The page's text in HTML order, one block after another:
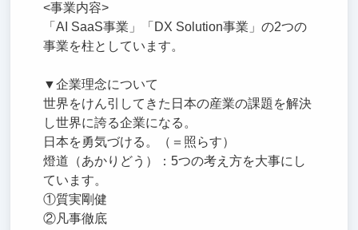
<事業内容>
「AI SaaS事業」「DX Solution事業」の2つの
事業を柱としています。
▼企業理念について
世界をけん引してきた日本の産業の課題を解決
し世界に誇る企業になる。
日本を勇気づける。（＝照らす）
燈道（あかりどう）：5つの考え方を大事にし
ています。
①質実剛健
②凡事徹底